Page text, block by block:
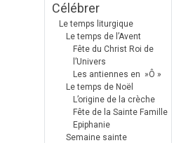
Célébrer
Le temps liturgique
Le temps de l’Avent
Fête du Christ Roi de
l’Univers
Les antiennes en »Ô »
Le temps de Noël
L’origine de la crèche
Fête de la Sainte Famille
Epiphanie
Semaine sainte